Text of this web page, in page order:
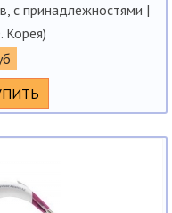
с принадлежностями |